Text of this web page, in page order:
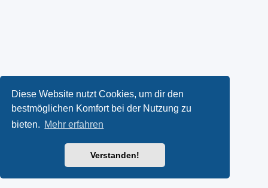
Diese Website nutzt Cookies, um dir den
bestmöglichen Komfort bei der Nutzung zu
bieten. Mehr erfahren
Verstanden!